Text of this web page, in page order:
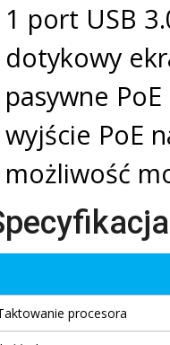
1 port USB
dotykowy
pasywne
wyjście PoE
możliwość
procesora